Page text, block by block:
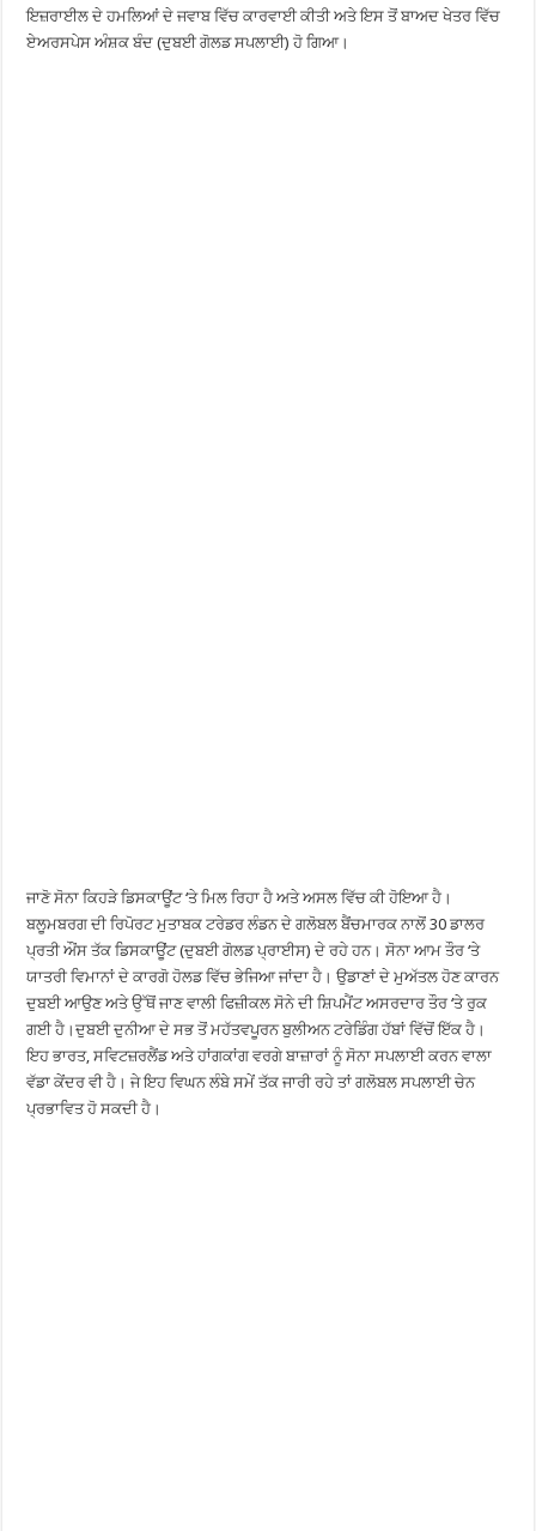
ਇਜ਼ਰਾਈਲ ਦੇ ਹਮਲਿਆਂ ਦੇ ਜਵਾਬ ਵਿੱਚ ਕਾਰਵਾਈ ਕੀਤੀ ਅਤੇ ਇਸ ਤੋਂ ਬਾਅਦ ਖੇਤਰ ਵਿੱਚ
ਏਅਰਸਪੇਸ ਅੰਸ਼ਕ ਬੰਦ (ਦੁਬਈ ਗੋਲਡ ਸਪਲਾਈ) ਹੋ ਗਿਆ।
ਜਾਣੋ ਸੋਨਾ ਕਿਹੜੇ ਡਿਸਕਾਊਂਟ ‘ਤੇ ਮਿਲ ਰਿਹਾ ਹੈ ਅਤੇ ਅਸਲ ਵਿੱਚ ਕੀ ਹੋਇਆ ਹੈ।
ਬਲੂਮਬਰਗ ਦੀ ਰਿਪੋਰਟ ਮੁਤਾਬਕ ਟਰੇਡਰ ਲੰਡਨ ਦੇ ਗਲੋਬਲ ਬੈਂਚਮਾਰਕ ਨਾਲੋਂ 30 ਡਾਲਰ
ਪ੍ਰਤੀ ਔਂਸ ਤੱਕ ਡਿਸਕਾਊਂਟ (ਦੁਬਈ ਗੋਲਡ ਪ੍ਰਾਈਸ) ਦੇ ਰਹੇ ਹਨ। ਸੋਨਾ ਆਮ ਤੌਰ ‘ਤੇ
ਯਾਤਰੀ ਵਿਮਾਨਾਂ ਦੇ ਕਾਰਗੋ ਹੋਲਡ ਵਿੱਚ ਭੇਜਿਆ ਜਾਂਦਾ ਹੈ। ਉਡਾਣਾਂ ਦੇ ਮੁਅੱਤਲ ਹੋਣ ਕਾਰਨ
ਦੁਬਈ ਆਉਣ ਅਤੇ ਉੱਥੋਂ ਜਾਣ ਵਾਲੀ ਫਿਜ਼ੀਕਲ ਸੋਨੇ ਦੀ ਸ਼ਿਪਮੈਂਟ ਅਸਰਦਾਰ ਤੌਰ ‘ਤੇ ਰੁਕ
ਗਈ ਹੈ।ਦੁਬਈ ਦੁਨੀਆ ਦੇ ਸਭ ਤੋਂ ਮਹੱਤਵਪੂਰਨ ਬੁਲੀਅਨ ਟਰੇਡਿੰਗ ਹੱਬਾਂ ਵਿੱਚੋਂ ਇੱਕ ਹੈ।
ਇਹ ਭਾਰਤ, ਸਵਿਟਜ਼ਰਲੈਂਡ ਅਤੇ ਹਾਂਗਕਾਂਗ ਵਰਗੇ ਬਾਜ਼ਾਰਾਂ ਨੂੰ ਸੋਨਾ ਸਪਲਾਈ ਕਰਨ ਵਾਲਾ
ਵੱਡਾ ਕੇਂਦਰ ਵੀ ਹੈ। ਜੇ ਇਹ ਵਿਘਨ ਲੰਬੇ ਸਮੇਂ ਤੱਕ ਜਾਰੀ ਰਹੇ ਤਾਂ ਗਲੋਬਲ ਸਪਲਾਈ ਚੇਨ
ਪ੍ਰਭਾਵਿਤ ਹੋ ਸਕਦੀ ਹੈ।